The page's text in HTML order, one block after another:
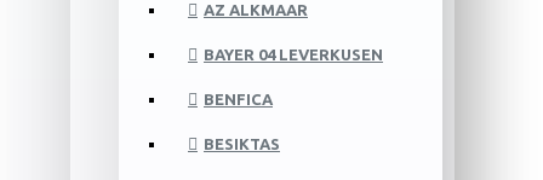
AZ ALKMAAR
BAYER 04 LEVERKUSEN
BENFICA
BESIKTAS